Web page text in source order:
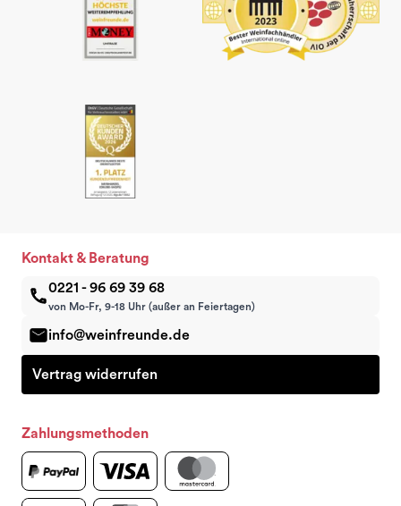
Kontakt & Beratung
0221 - 96 69 39 68
von Mo-Fr, 9-18 Uhr (außer an Feiertagen)
info@weinfreunde.de
Vertrag widerrufen
Zahlungsmethoden